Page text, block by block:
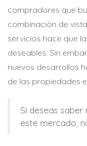
compradores que
combinación de
servicios hace que
deseables. Sin
nuevos desarrollos
de las propiedades
Si deseas
este mercado,